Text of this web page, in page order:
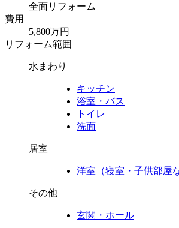
全面リフォーム
費用
5,800万円
リフォーム範囲
水まわり
キッチン
浴室・バス
トイレ
洗面
居室
洋室（寝室・子供部屋
その他
玄関・ホール